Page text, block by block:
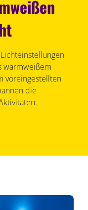
warmweißem
voreingestellten
die